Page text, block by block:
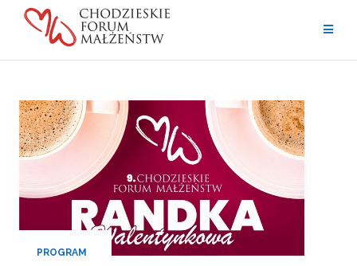
Przejdź
PROGRAM